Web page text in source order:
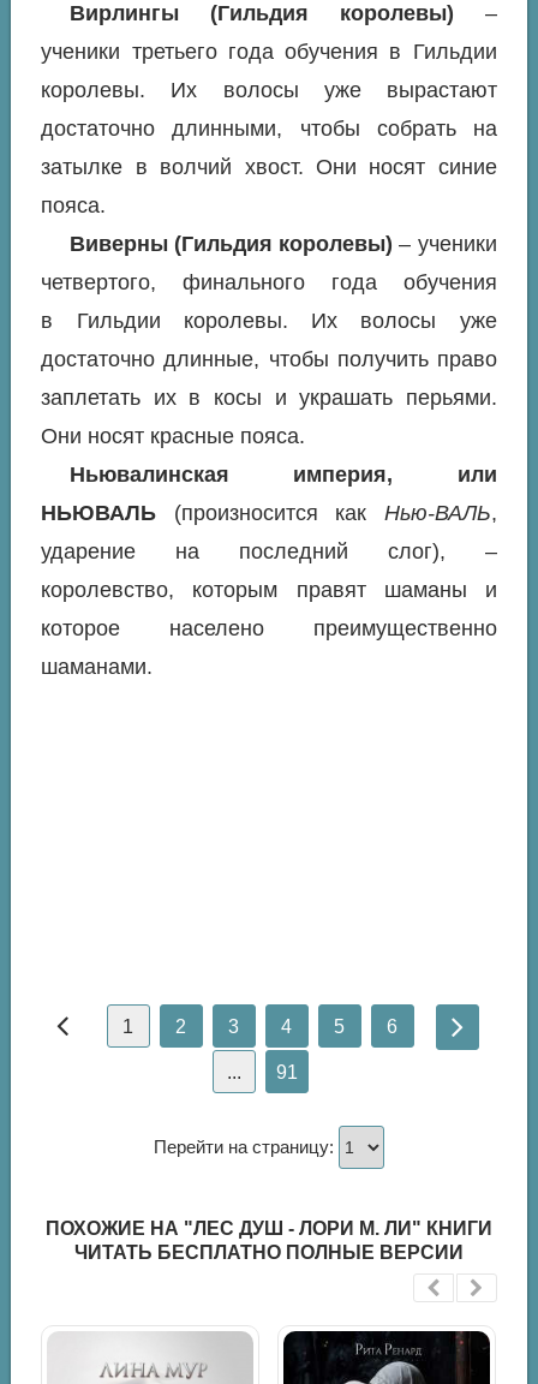
Вирлингы (Гильдия королевы) –
ученики третьего года обучения в Гильдии
королевы. Их волосы уже вырастают
достаточно длинными, чтобы собрать на
затылке в волчий хвост. Они носят синие
пояса.
Виверны (Гильдия королевы) – ученики
четвертого, финального года обучения
в Гильдии королевы. Их волосы уже
достаточно длинные, чтобы получить право
заплетать их в косы и украшать перьями.
Они носят красные пояса.
Ньювалинская империя, или
НЬЮВАЛЬ (произносится как Нью-ВАЛЬ,
ударение на последний слог), –
королевство, которым правят шаманы и
которое населено преимущественно
шаманами.
1 2 3 4 5 6
... 91
Перейти на страницу:
ПОХОЖИЕ НА "ЛЕС ДУШ - ЛОРИ М. ЛИ" КНИГИ
ЧИТАТЬ БЕСПЛАТНО ПОЛНЫЕ ВЕРСИИ